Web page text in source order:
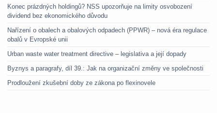
Konec prázdných holdingů? NSS upozorňuje na limity osvobození
dividend bez ekonomického důvodu
Nařízení o obalech a obalových odpadech (PPWR) – nová éra regulace
obalů v Evropské unii
Urban waste water treatment directive – legislativa a její dopady
Byznys a paragrafy, díl 39.: Jak na organizační změny ve společnosti
Prodloužení zkušební doby ze zákona po flexinovele